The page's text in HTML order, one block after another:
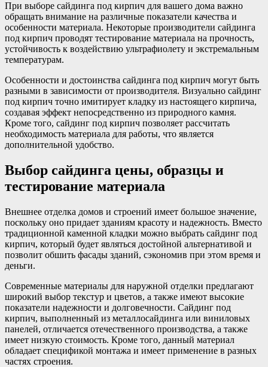
При выборе сайдинга под кирпич для вашего дома важно
обращать внимание на различные показатели качества и
особенности материала. Некоторые производители сайдинга
под кирпич проводят тестирование материала на прочность,
устойчивость к воздействию ультрафиолету и экстремальным
температурам.
Особенности и достоинства сайдинга под кирпич могут быть
разными в зависимости от производителя. Визуально сайдинг
под кирпич точно имитирует кладку из настоящего кирпича,
создавая эффект непосредственно из природного камня.
Кроме того, сайдинг под кирпич позволяет рассчитать
необходимость материала для работы, что является
дополнительной удобство.
Выбор сайдинга цены, образцы и
тестирование материала
Внешнее отделка домов и строений имеет большое значение,
поскольку оно придает зданиям красоту и надежность. Вместо
традиционной каменной кладки можно выбрать сайдинг под
кирпич, который будет являться достойной альтернативой и
позволит обшить фасады зданий, сэкономив при этом время и
деньги.
Современные материалы для наружной отделки предлагают
широкий выбор текстур и цветов, а также имеют высокие
показатели надежности и долговечности. Сайдинг под
кирпич, выполненный из металлосайдинга или виниловых
панелей, отличается отечественного производства, а также
имеет низкую стоимость. Кроме того, данный материал
обладает спецификой монтажа и имеет применение в разных
частях строения.